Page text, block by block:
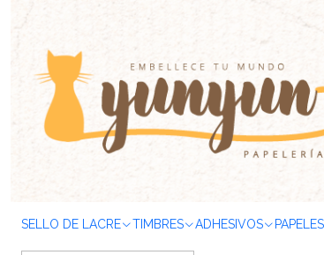
SELLO DE LACRE TIMBRES ADHESIVOS PAPELES
Aplicar filtros